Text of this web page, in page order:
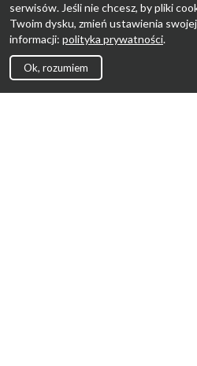
serwisów. Jeśli nie chcesz, by pliki
Twoim dysku, zmień ustawienia
informacji: polityka prywatności.
Ok, rozumiem